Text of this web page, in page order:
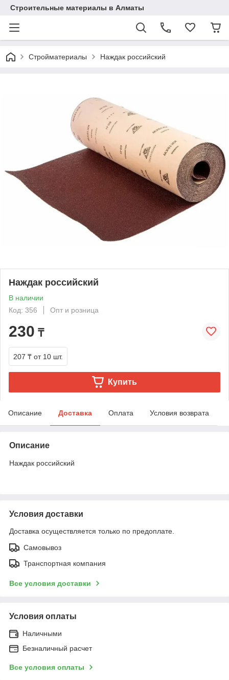
Строительные материалы в Алматы
Стройматериалы Наждак российский
Наждак российский
В наличии
Код: 356
Опт и розница
230 ₸
207 ₸ от 10 шт.
Купить
Описание Доставка Оплата Условия возврата
Описание
Наждак российский
Условия доставки
Доставка осуществляется только по предоплате.
Самовывоз
Транспортная компания
Все условия доставки
Условия оплаты
Наличными
Безналичный расчет
Все условия оплаты